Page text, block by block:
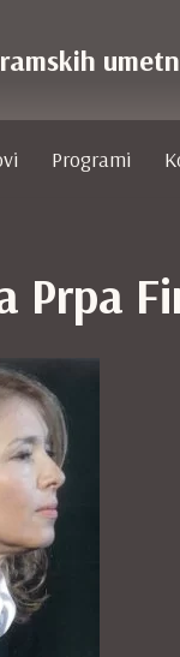
Programi
Prpa